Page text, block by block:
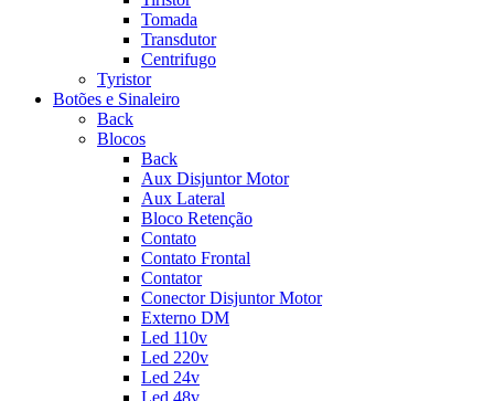
Tomada
Transdutor
Centrifugo
Tyristor
Botões e Sinaleiro
Back
Blocos
Back
Aux Disjuntor Motor
Aux Lateral
Bloco Retenção
Contato
Contato Frontal
Contator
Conector Disjuntor Motor
Externo DM
Led 110v
Led 220v
Led 24v
Led 48v